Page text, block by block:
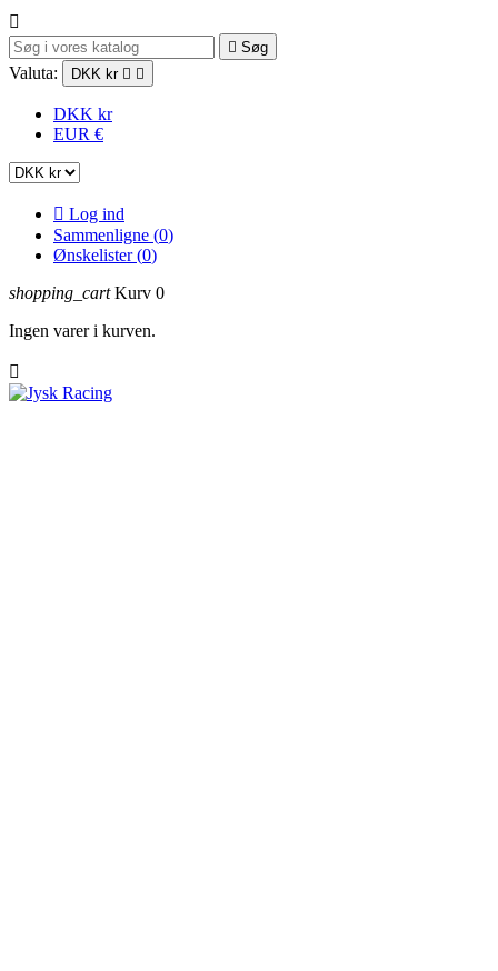

 Søg
Valuta: DKK kr  
DKK kr
EUR €
 Log ind
Sammenligne (0)
Ønskelister (0)
shopping_cart Kurv 0
Ingen varer i kurven.
